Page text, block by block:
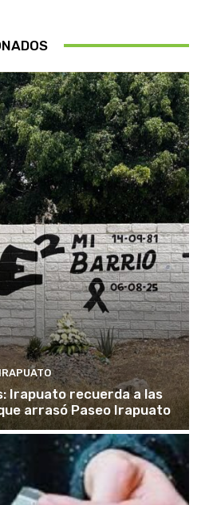
Irapuato recuerda a las
arrasó Paseo Irapuato